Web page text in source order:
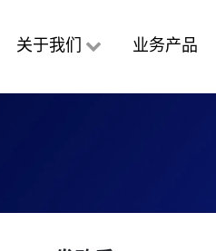
关于我们 业务产品